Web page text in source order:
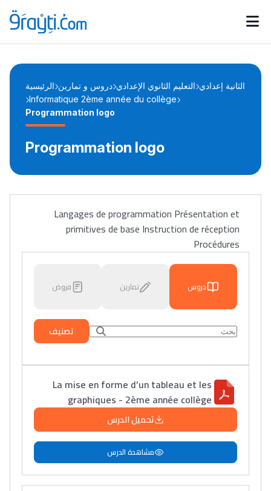
Catégories
d'actualités
Annonces bourses
الرئيسية دروس و تمارين التعليم الثانوي الإعدادي الثانية إعدادي
Informatique 2ème année du collège
Programmation logo
Programmation logo
Langages de programmation Présentation et
primitives de base Instruction de réception
Procédures
دروس تمارين فروض
تصنيف
La mise en forme d’un tableau et les
graphiques - 2ème année collège
تحميل الدرس
مشاهدة الدرس